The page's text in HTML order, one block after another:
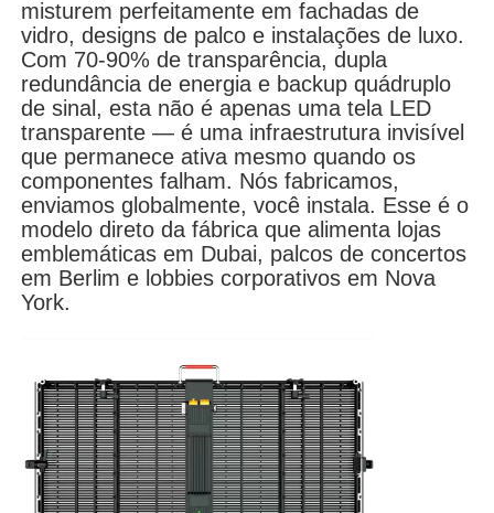
Espetáculo VR
Sobre nós
Visita à Fábrica
Controle de qualidade
Notícias
Casos
misturem perfeitamente em fachadas de
vidro, designs de palco e instalações de luxo.
Com 70-90% de transparência, dupla
redundância de energia e backup quádruplo
de sinal, esta não é apenas uma tela LED
transparente — é uma infraestrutura invisível
que permanece ativa mesmo quando os
componentes falham. Nós fabricamos,
enviamos globalmente, você instala. Esse é o
modelo direto da fábrica que alimenta lojas
emblemáticas em Dubai, palcos de concertos
em Berlim e lobbies corporativos em Nova
York.